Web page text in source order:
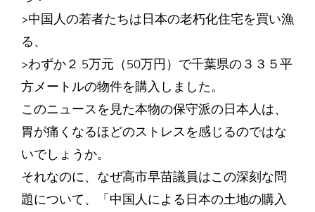
>中国人の若者たちは日本の老朽化住宅を買い漁
る、
>わずか２.5万元（50万円）で千葉県の３３５平
方メートルの物件を購入しました。
このニュースを見た本物の保守派の日本人は、
胃が痛くなるほどのストレスを感じるのではな
いでしょうか。
それなのに、なぜ高市早苗議員はこの深刻な問
題について、「中国人による日本の土地の購入